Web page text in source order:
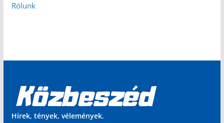
Rólunk
Hírek, tények, vélemények.